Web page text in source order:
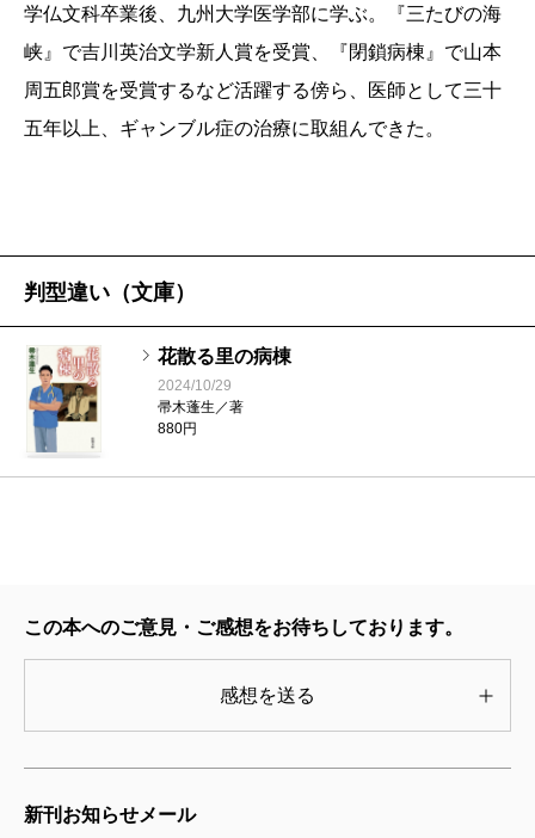
掻爬手術であり、早産の処置（嬰児殺し）。それに深
く関わった元看護婦（八十一歳）の回想が生々しく語
られるのだが、調子はどこまでも静か。しかし静かで
あるがゆえに場面は緊迫をおび、嬰児殺しの一部始終
て、戦争の酷たらしさが、平和な日常の底の底に貼り
と紹介すると、『花散る里の病棟』が戦争小説のよ
うな印象を与えてしまうがそうではない。そもそも毎
回のように俳句が最後のほうに出てきて、優しい情感
を醸しだしているからである。「胎を堕ろす」だっ
ではなく四人。町医者四代の物語が十本の短篇で構成
されている。まずは、内科医院のほかに介護老人保健
施設を経営する三代目・野北伸二と夫を亡くしたお年
た初代・野北保造の医師人生を語り（（2）「父の石
学仏文科卒業後、九州大学医学部に学ぶ。『三たびの海
峡』で吉川英治文学新人賞を受賞、『閉鎖病棟』で山本
周五郎賞を受賞するなど活躍する傍ら、医師として三十
五年以上、ギャンブル症の治療に取組んできた。
判型違い（文庫）
花散る里の病棟
2024/10/29
帚木蓬生／著
880円
この本へのご意見・ご感想をお待ちしております。
感想を送る
新刊お知らせメール